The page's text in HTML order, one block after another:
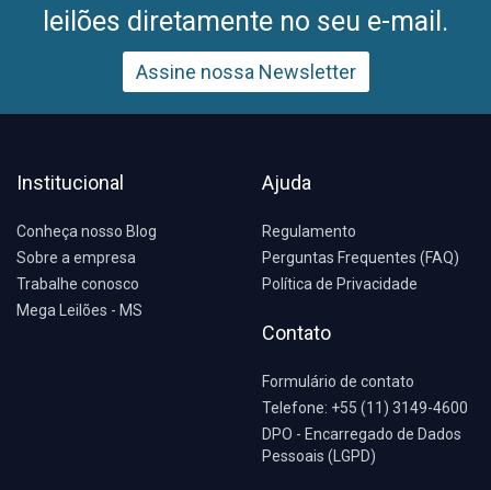
leilões diretamente no seu e-mail.
Assine nossa Newsletter
Institucional
Conheça nosso Blog
Sobre a empresa
Trabalhe conosco
Mega Leilões - MS
Ajuda
Regulamento
Perguntas Frequentes (FAQ)
Política de Privacidade
Contato
Formulário de contato
Telefone: +55 (11) 3149-4600
DPO - Encarregado de Dados
Pessoais (LGPD)